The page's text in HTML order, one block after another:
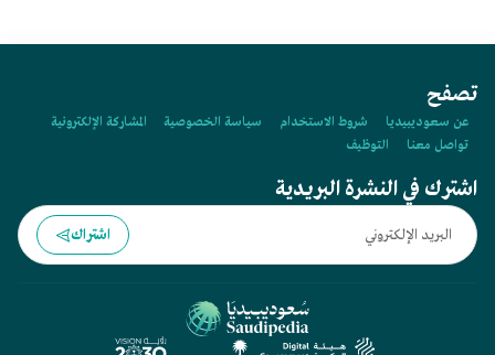
تصفح
عن سعوديبيديا شروط الاستخدام سياسة الخصوصية
المشاركة الإلكترونية
تواصل معنا
التوظيف
اشترك في النشرة البريدية
اشتراك